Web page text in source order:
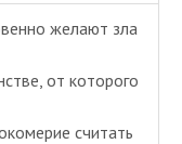
желают зла
от которого
считать